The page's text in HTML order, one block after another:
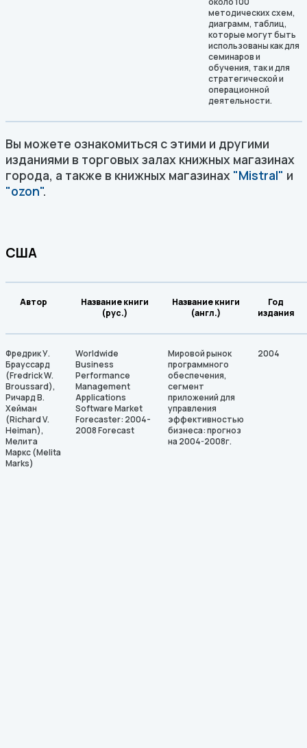
методических схем,
диаграмм, таблиц,
которые могут быть
использованы как для
семинаров и
обучения, так и для
стратегической и
операционной
деятельности.
Вы можете ознакомиться с этими и другими
изданиями в торговых залах книжных магазинах
города, а также в книжных магазинах "Mistral" и
"ozon".
США
Автор
Название книги
(рус.)
Название книги
(англ.)
Год
издания
Фредрик У.
Брауссард
(Fredrick W.
Broussard),
Ричард В.
Хейман
(Richard V.
Heiman),
Мелита
Маркс (Melita
Marks)
Worldwide
Business
Performance
Management
Applications
Software Market
Forecaster: 2004-
2008 Forecast
Мировой рынок
программного
обеспечения,
сегмент
приложений для
управления
эффективностью
бизнеса: прогноз
на 2004-2008г.
2004